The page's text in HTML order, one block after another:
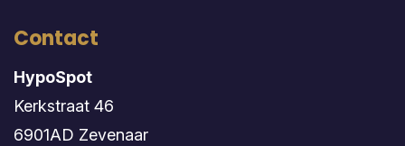
Contact
HypoSpot
Kerkstraat 46
6901AD Zevenaar